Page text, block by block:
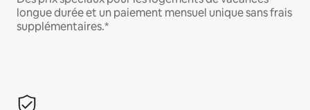
longue durée et un paiement mensuel unique sans frais
supplémentaires.*